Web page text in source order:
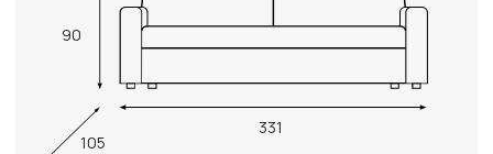
90
331
105